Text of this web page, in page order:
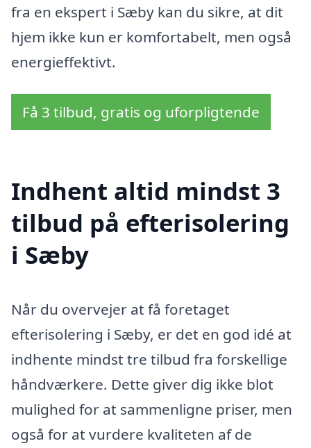
fra en ekspert i Sæby kan du sikre, at dit
hjem ikke kun er komfortabelt, men også
energieffektivt.
Få 3 tilbud, gratis og uforpligtende
Indhent altid mindst 3
tilbud på efterisolering
i Sæby
Når du overvejer at få foretaget
efterisolering i Sæby, er det en god idé at
indhente mindst tre tilbud fra forskellige
håndværkere. Dette giver dig ikke blot
mulighed for at sammenligne priser, men
også for at vurdere kvaliteten af de